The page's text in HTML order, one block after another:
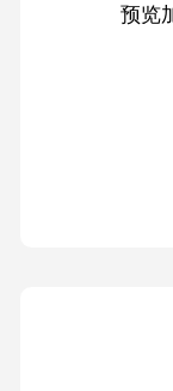
预览